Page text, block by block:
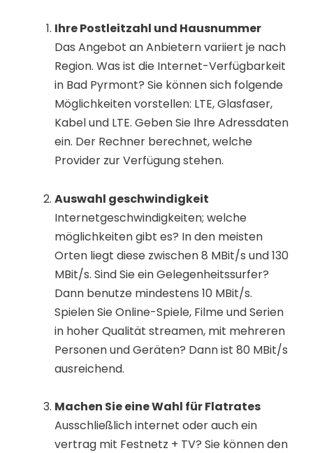
Ihre Postleitzahl und Hausnummer
Das Angebot an Anbietern variiert je nach
Region. Was ist die Internet-Verfügbarkeit
in Bad Pyrmont? Sie können sich folgende
Möglichkeiten vorstellen: LTE, Glasfaser,
Kabel und LTE. Geben Sie Ihre Adressdaten
ein. Der Rechner berechnet, welche
Provider zur Verfügung stehen.
Auswahl geschwindigkeit
Internetgeschwindigkeiten; welche
möglichkeiten gibt es? In den meisten
Orten liegt diese zwischen 8 MBit/s und 130
MBit/s. Sind Sie ein Gelegenheitssurfer?
Dann benutze mindestens 10 MBit/s.
Spielen Sie Online-Spiele, Filme und Serien
in hoher Qualität streamen, mit mehreren
Personen und Geräten? Dann ist 80 MBit/s
ausreichend.
Machen Sie eine Wahl für Flatrates
Ausschließlich internet oder auch ein
vertrag mit Festnetz + TV? Sie können den